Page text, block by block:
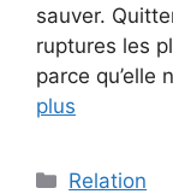
sauver.
ruptures les
parce qu’elle
plus
Catégories
Relation